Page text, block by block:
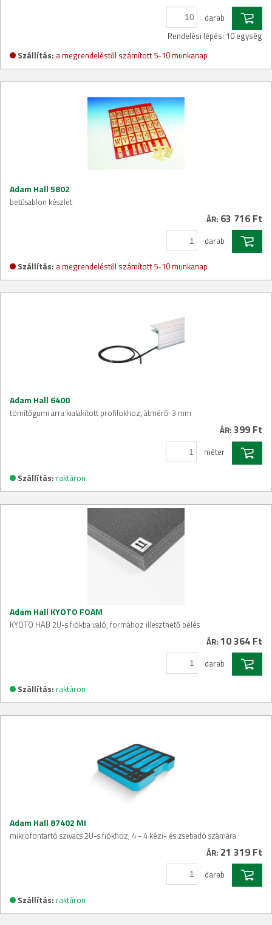
darab
Rendelési lépés: 10 egység
Szállítás: a megrendeléstől számított 5-10 munkanap
Adam Hall 5802
betűsablon készlet
ÁR: 63 716 Ft
darab
Szállítás: a megrendeléstől számított 5-10 munkanap
Adam Hall 6400
tömítőgumi arra kialakított profilokhoz, átmérő: 3 mm
ÁR: 399 Ft
méter
Szállítás: raktáron
Adam Hall KYOTO FOAM
KYOTO HAB 2U-s fiókba való, formához illeszthető bélés
ÁR: 10 364 Ft
darab
Szállítás: raktáron
Adam Hall 87402 MI
mikrofontartó szivacs 2U-s fiókhoz, 4 - 4 kézi- és zsebadó számára
ÁR: 21 319 Ft
darab
Szállítás: raktáron